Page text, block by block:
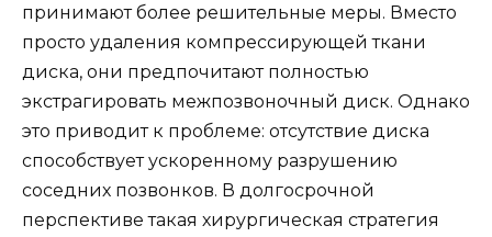
принимают более решительные меры. Вместо
просто удаления компрессирующей ткани
диска, они предпочитают полностью
экстрагировать межпозвоночный диск. Однако
это приводит к проблеме: отсутствие диска
способствует ускоренному разрушению
соседних позвонков. В долгосрочной
перспективе такая хирургическая стратегия